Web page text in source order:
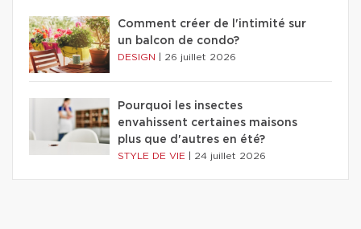
Comment créer de l'intimité sur
un balcon de condo?
DESIGN 26 juillet 2026
Pourquoi les insectes
envahissent certaines maisons
plus que d'autres en été?
STYLE DE VIE 24 juillet 2026